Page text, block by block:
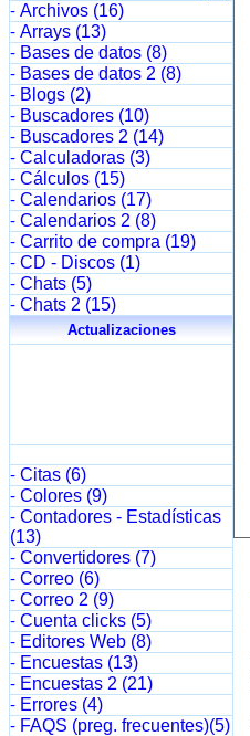
- Archivos (16)
- Arrays (13)
- Bases de datos (8)
- Bases de datos 2 (8)
- Blogs (2)
- Buscadores (10)
- Buscadores 2 (14)
- Calculadoras (3)
- Cálculos (15)
- Calendarios (17)
- Calendarios 2 (8)
- Carrito de compra (19)
- CD - Discos (1)
- Chats (5)
- Chats 2 (15)
Actualizaciones
- Citas (6)
- Colores (9)
- Contadores - Estadísticas
(13)
- Convertidores (7)
- Correo (6)
- Correo 2 (9)
- Cuenta clicks (5)
- Editores Web (8)
- Encuestas (13)
- Encuestas 2 (21)
- Errores (4)
- FAQS (preg. frecuentes)(5)